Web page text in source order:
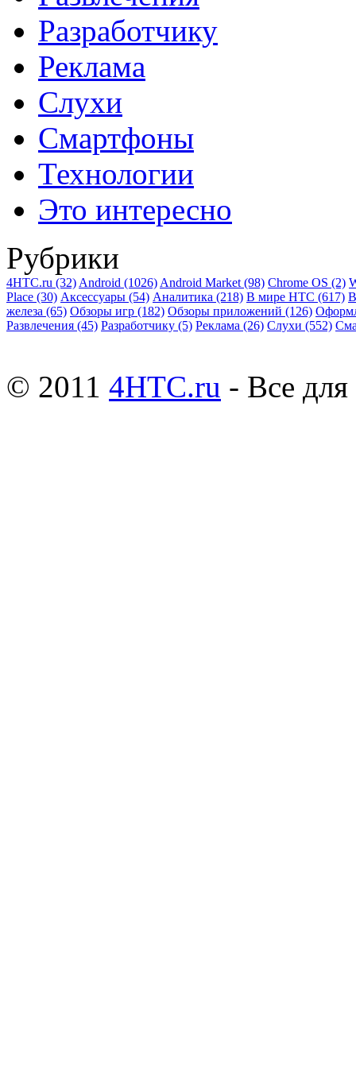
Разработчику
Реклама
Слухи
Смартфоны
Технологии
Это интересно
Рубрики
4HTC.ru (32) Android (1026) Android Market (98) Chrome OS (2)
Place (30) Аксессуары (54) Аналитика (218) В мире HTC (617)
железа (65) Обзоры игр (182) Обзоры приложений (126)
Развлечения (45) Разработчику (5) Реклама (26) Слухи (552)
© 2011 4HTC.ru - Все